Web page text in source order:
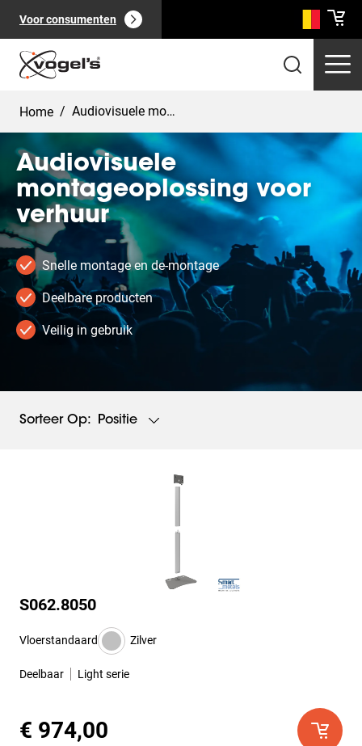
Voor consumenten
Professionele producten (0):
Pagina's(0):
Home / Audiovisuele montageoplossing voor verhuur
Audiovisuele
montageoplossing voor
verhuur
Snelle montage en de-montage
Deelbare producten
Veilig in gebruik
Sorteer Op: Positie
S062.8050
Vloerstandaard Zilver
Deelbaar Light serie
€ 974,00